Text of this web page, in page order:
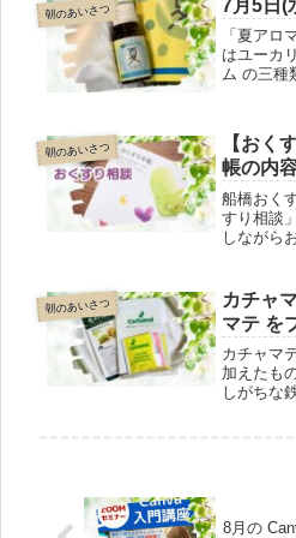
ではあり
上、ご相
朝のあいさつ 7月5日(
「夏アロ
はユーカ
ム の三種
プします
ョップも
朝のあいさつ
【おく
帳の内
船橋おく
すり相談
しながら
ください
ではあり
上、ご相
朝のあいさつ
カチャ
マテ を
カチャマ
加えたも
しがちな
8月の